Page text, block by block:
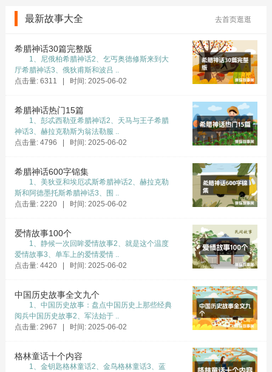
一封明确说明：“我们决定用自愿军名义派一部分
军队至朝鲜境内和美国及其喽啰李承晚的军队作
战，援助朝鲜同志。我们认为这样做是需要的。”
与之相反的是，毛泽东在2日夜间约见了苏联大使
罗申，口述的一封电报：“……但是，经过全面考
极度严重的后果。第一，靠几个师很难减缓朝鲜
问题（我军装备极差，与美国军队作战没有胜利
的把握），敌人可能会迫使我们前进。第二，这
样做很可能导致美国与中国的公开冲突，结果苏
联也会被拖进战争。这样一来，问题就变得非常
严重了。”因此，“中共中心的许多同志认为，对此
敌人却迫使我们前进，同时还导致美国与中国的
公开冲突，那么，我们整个的宁静扶植打算就会
被彻底破坏，这会引起国内许多人的不满（人民
此，目前最好依然耐心一些，不派出军队，自动
预备力量，这样做在把握同敌人作战的时机上比
较有利。”
从上述史料中，可以看出毛泽东在对美斗争历程
中的犹豫与彷徨。
最新故事大全 去首页逛逛
希腊神话30篇完整版
1、尼俄柏希腊神话2、乞丐奥德修斯来到大
厅希腊神话3、俄狄甫斯和波吕 ..
点击量: 6311 | 时间: 2025-06-02
希腊神话热门15篇
1、彭忒西勒亚希腊神话2、天马与王子希腊
神话3、赫拉克勒斯为翁法勒服 ..
点击量: 4796 | 时间: 2025-06-02
希腊神话600字锦集
1、美狄亚和埃厄忒斯希腊神话2、赫拉克勒
斯和阿德墨托斯希腊神话3、围 ..
点击量: 2220 | 时间: 2025-06-02
爱情故事100个
1、静候一次回眸爱情故事2、就是这个温度
爱情故事3、单车上的爱情爱情 ..
点击量: 4420 | 时间: 2025-06-02
中国历史故事全文九个
1、中国历史故事：盘点中国历史上那些经典
阅兵中国历史故事2、军法始于 ..
点击量: 2967 | 时间: 2025-06-02
格林童话十个内容
1、金钥匙格林童话2、金鸟格林童话3、蓝